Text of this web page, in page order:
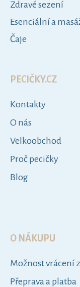
iZdravé sezení
Esenciální a
Čaje
PECIČKY.CZ
Kontakty
O nás
Velkoobchod
Proč pecičky
Blog
O NÁKUPU
Možnost vrácení
Přeprava a platba